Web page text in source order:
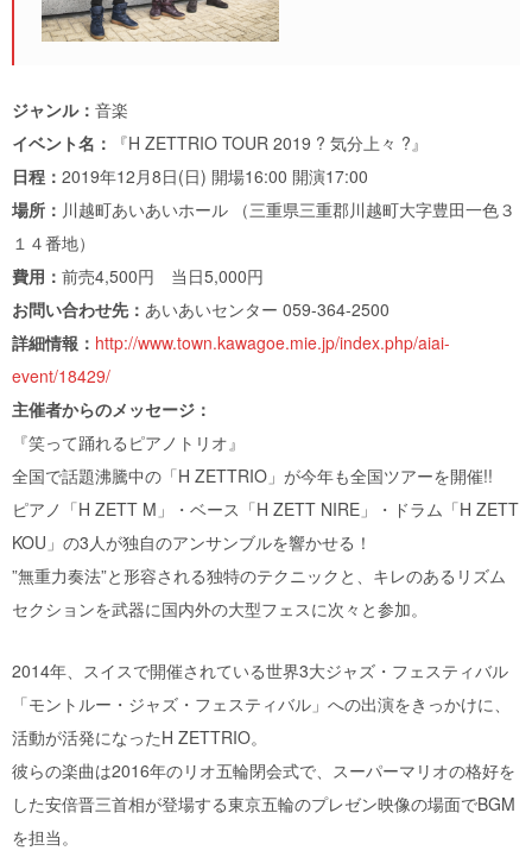
ジャンル： 音楽
イベント名：
『H ZETTRIO TOUR 2019 ? 気分上々 ?』
日程： 2019年12月8日(日) 開場16:00 開演17:00
場所： 川越町あいあいホール （三重県三重郡川越町大字豊田一色３
１４番地）
費用： 前売4,500円 当日5,000円
お問い合わせ先： あいあいセンター 059-364-2500
詳細情報： http://www.town.kawagoe.mie.jp/index.php/aiai-
event/18429/
主催者からのメッセージ：
『笑って踊れるピアノトリオ』
全国で話題沸騰中の「H ZETTRIO」が今年も全国ツアーを開催!!
ピアノ「H ZETT M」・ベース「H ZETT NIRE」・ドラム「H ZETT
KOU」の3人が独自のアンサンブルを響かせる！
”無重力奏法”と形容される独特のテクニックと、キレのあるリズム
セクションを武器に国内外の大型フェスに次々と参加。
2014年、スイスで開催されている世界3大ジャズ・フェスティバル
「モントルー・ジャズ・フェスティバル」への出演をきっかけに、
活動が活発になったH ZETTRIO。
彼らの楽曲は2016年のリオ五輪閉会式で、スーパーマリオの格好を
した安倍晋三首相が登場する東京五輪のプレゼン映像の場面でBGM
を担当。